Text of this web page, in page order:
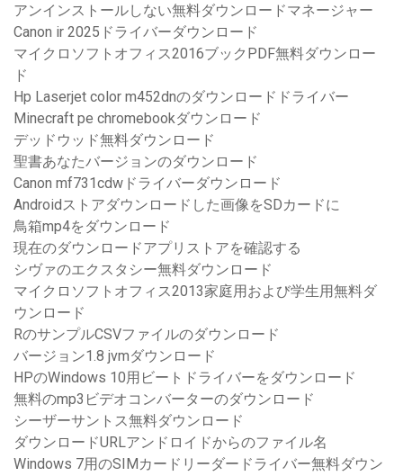
アンインストールしない無料ダウンロードマネージャー
Canon ir 2025ドライバーダウンロード
マイクロソフトオフィス2016ブックPDF無料ダウンロー
ド
Hp Laserjet color m452dnのダウンロードドライバー
Minecraft pe chromebookダウンロード
デッドウッド無料ダウンロード
聖書あなたバージョンのダウンロード
Canon mf731cdwドライバーダウンロード
Androidストアダウンロードした画像をSDカードに
鳥箱mp4をダウンロード
現在のダウンロードアプリストアを確認する
シヴァのエクスタシー無料ダウンロード
マイクロソフトオフィス2013家庭用および学生用無料ダ
ウンロード
RのサンプルCSVファイルのダウンロード
バージョン1.8 jvmダウンロード
HPのWindows 10用ビートドライバーをダウンロード
無料のmp3ビデオコンバーターのダウンロード
シーザーサントス無料ダウンロード
ダウンロードURLアンドロイドからのファイル名
Windows 7用のSIMカードリーダードライバー無料ダウン